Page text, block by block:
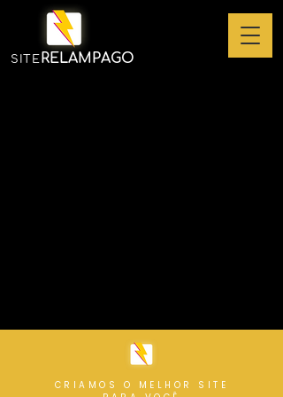
SITERELAMPAGO
CRIAMOS O MELHOR SITE